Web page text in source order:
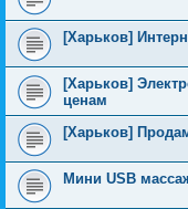
[Харьков]
[Харьков]
ценам
[Харьков]
Мини USB